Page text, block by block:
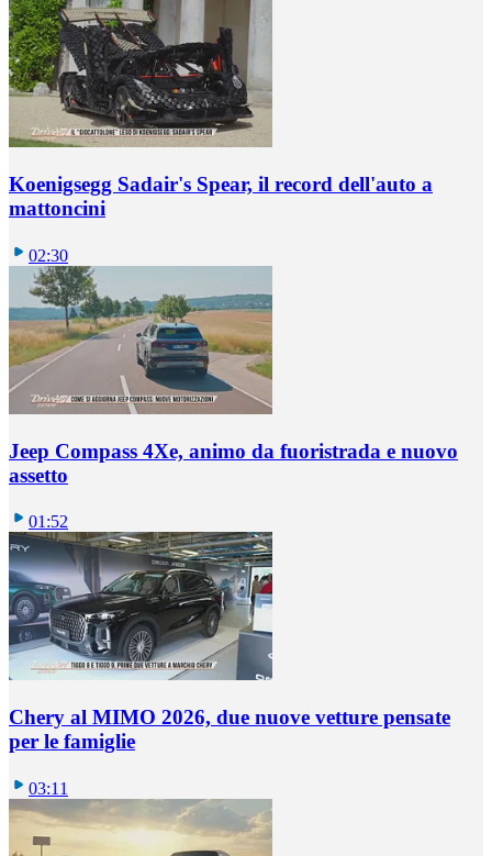
Koenigsegg Sadair's Spear, il record dell'auto a
mattoncini
02:30
Jeep Compass 4Xe, animo da fuoristrada e nuovo
assetto
01:52
Chery al MIMO 2026, due nuove vetture pensate
per le famiglie
03:11